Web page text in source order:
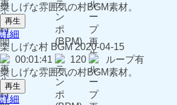
楽しげな雰囲気の村BGM素材。
再生
詳細
楽しげな村 BGM 2020-04-15
00:01:41
120
ループ有
楽しげな雰囲気の村BGM素材。
再生
詳細